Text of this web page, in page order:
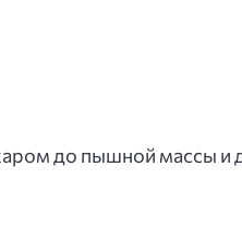
до пышной массы